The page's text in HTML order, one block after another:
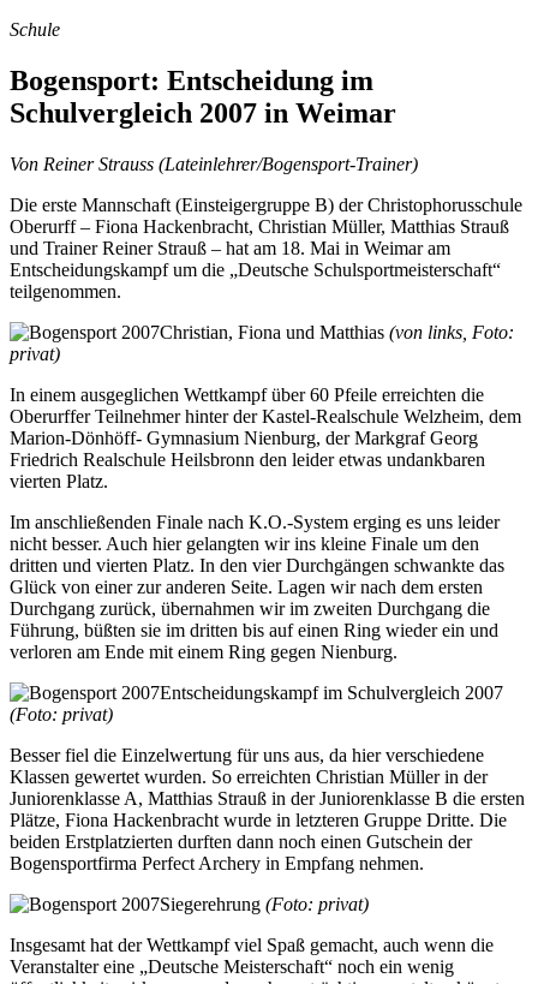
Schule
Bogensport: Entscheidung im
Schulvergleich 2007 in Weimar
Von Reiner Strauss (Lateinlehrer/Bogensport-Trainer)
Die erste Mannschaft (Einsteigergruppe B) der Christophorusschule
Oberurff – Fiona Hackenbracht, Christian Müller, Matthias Strauß
und Trainer Reiner Strauß – hat am 18. Mai in Weimar am
Entscheidungskampf um die „Deutsche Schulsportmeisterschaft“
teilgenommen.
Christian, Fiona und Matthias (von links, Foto:
privat)
In einem ausgeglichen Wettkampf über 60 Pfeile erreichten die
Oberurffer Teilnehmer hinter der Kastel-Realschule Welzheim, dem
Marion-Dönhöff- Gymnasium Nienburg, der Markgraf Georg
Friedrich Realschule Heilsbronn den leider etwas undankbaren
vierten Platz.
Im anschließenden Finale nach K.O.-System erging es uns leider
nicht besser. Auch hier gelangten wir ins kleine Finale um den
dritten und vierten Platz. In den vier Durchgängen schwankte das
Glück von einer zur anderen Seite. Lagen wir nach dem ersten
Durchgang zurück, übernahmen wir im zweiten Durchgang die
Führung, büßten sie im dritten bis auf einen Ring wieder ein und
verloren am Ende mit einem Ring gegen Nienburg.
Entscheidungskampf im Schulvergleich 2007
(Foto: privat)
Besser fiel die Einzelwertung für uns aus, da hier verschiedene
Klassen gewertet wurden. So erreichten Christian Müller in der
Juniorenklasse A, Matthias Strauß in der Juniorenklasse B die ersten
Plätze, Fiona Hackenbracht wurde in letzteren Gruppe Dritte. Die
beiden Erstplatzierten durften dann noch einen Gutschein der
Bogensportfirma Perfect Archery in Empfang nehmen.
Siegerehrung (Foto: privat)
Insgesamt hat der Wettkampf viel Spaß gemacht, auch wenn die
Veranstalter eine „Deutsche Meisterschaft“ noch ein wenig